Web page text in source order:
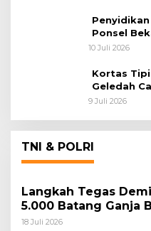
Ponsel
Tersangka
10 Juli 2026
Kortas
Geledah
9 Juli 2026
TNI & POLRI
Langkah Tegas
5.000 Batang Ganja
Koops TNI Habema
18 Juli 2026